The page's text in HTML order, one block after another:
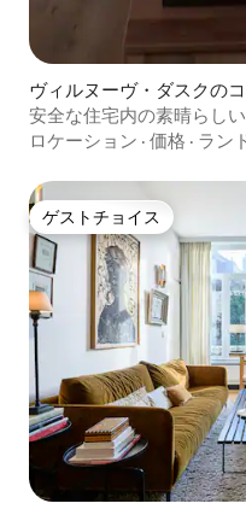
ヴィルヌーヴ・ダスクの
安全な住宅内の素晴らし
ロケーション · 価格 · ラン
ゲストチョイス
ゲストチョイス